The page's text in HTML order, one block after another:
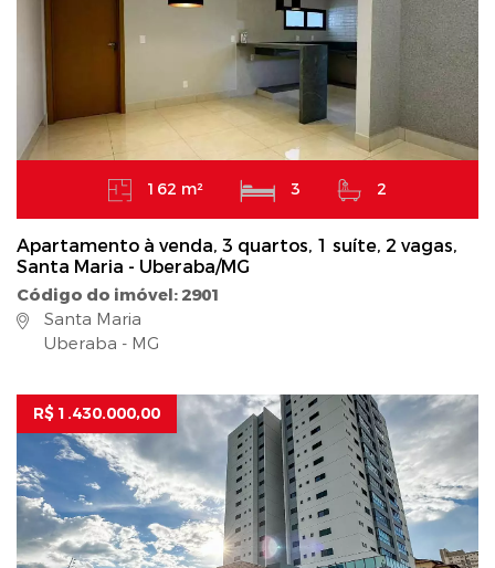
162 m² 3 2
Apartamento à venda, 3 quartos, 1 suíte, 2 vagas,
Santa Maria - Uberaba/MG
Código do imóvel: 2901
Santa Maria
Uberaba - MG
R$ 1.430.000,00